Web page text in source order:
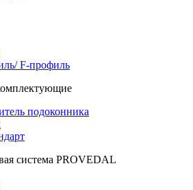
F-профиль
подоконника
система PROVEDAL